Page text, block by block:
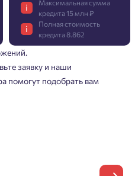
i
Максимальная сумма
кредита 15 млн ₽
i
Полная стоимость
кредита 8.862
заявку и наши
помогут подобрать вам
контакты и мы вам
личный
в избранное
Введите номер